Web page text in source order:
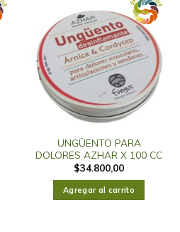
UNGÜENTO PARA
DOLORES AZHAR X 100 CC
$34.800,00
Agregar al carrito